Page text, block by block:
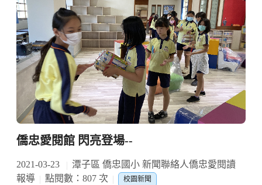
僑忠愛閱館 閃亮登場--
2021-03-23
潭子區 僑忠國小 新聞聯絡人僑忠愛閱讀
報導
點閱數：807 次 校園新聞